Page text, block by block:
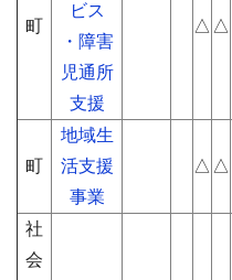
町
ビス
・障害
児通所
支援
△ △
町
地域生
活支援
事業
△ △
社
会